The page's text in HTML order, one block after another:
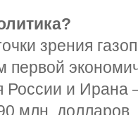
зрения
первой
России и Ирана
млн. долларов.